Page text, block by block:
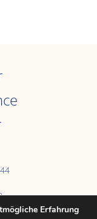
Erfahrung